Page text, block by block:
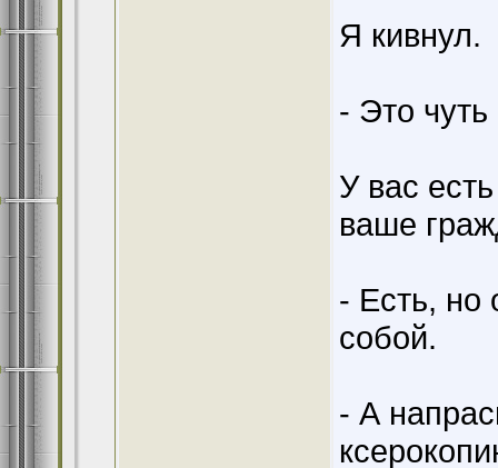
Я кивнул.
- Это
У вас
ваше
- Есть, но
собой.
- А